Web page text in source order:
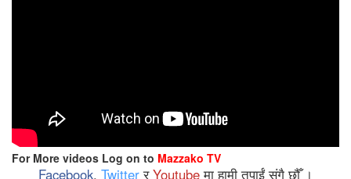
For More videos Log on to Mazzako TV
Facebook, TwitterरYoutubeमा हामी तपाईं संगै छौँ ।